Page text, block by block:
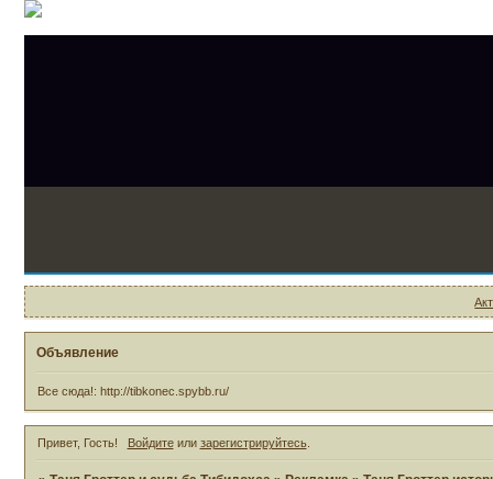
Объявление
Все сюда!: http://tibkonec.spybb.ru/
Привет, Гость! Войдитеили зарегистрируйтесь.